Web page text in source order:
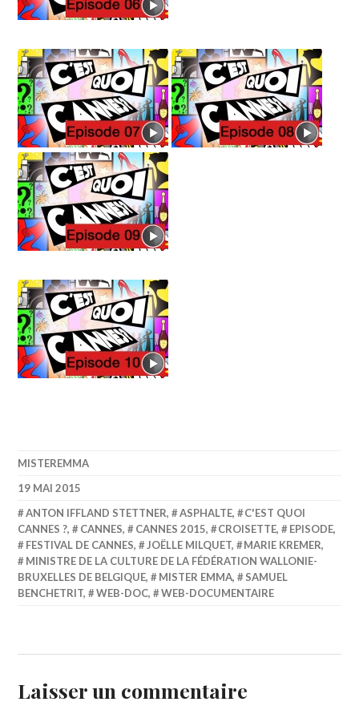
MISTEREMMA
19 MAI 2015
ANTON IFFLAND STETTNER, ASPHALTE,
C'EST QUOI
CANNES ?, CANNES, CANNES 2015, CROISETTE, EPISODE,
FESTIVAL DE CANNES, JOËLLE MILQUET, MARIE KREMER,
MINISTRE DE LA CULTURE DE LA FÉDÉRATION WALLONIE-
BRUXELLES DE BELGIQUE, MISTER EMMA,
SAMUEL
BENCHETRIT, WEB-DOC, WEB-DOCUMENTAIRE
Laisser un commentaire